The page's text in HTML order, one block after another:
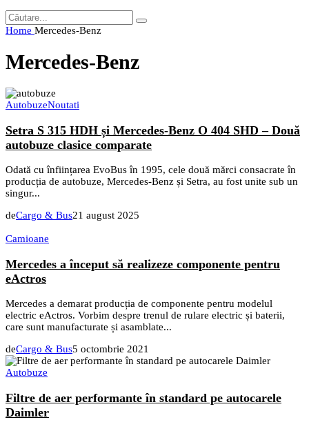
Home Mercedes-Benz
Mercedes-Benz
AutobuzeNoutati
Setra S 315 HDH și Mercedes-Benz O 404 SHD – Două
autobuze clasice comparate
Odată cu înființarea EvoBus în 1995, cele două mărci consacrate în
producția de autobuze, Mercedes-Benz și Setra, au fost unite sub un
singur...
deCargo & Bus21 august 2025
Camioane
Mercedes a început să realizeze componente pentru
eActros
Mercedes a demarat producția de componente pentru modelul
electric eActros. Vorbim despre trenul de rulare electric și baterii,
care sunt manufacturate și asamblate...
deCargo & Bus5 octombrie 2021
Autobuze
Filtre de aer performante în standard pe autocarele
Daimler